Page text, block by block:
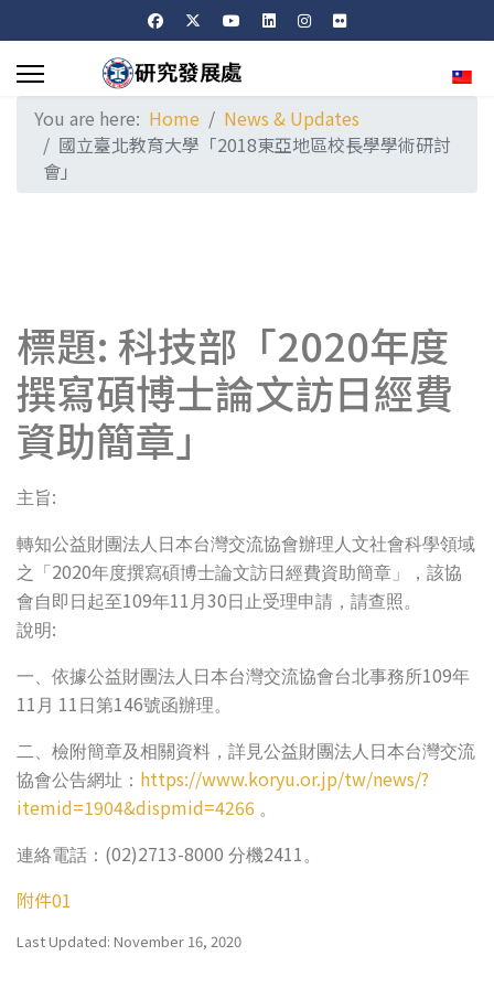
You are here: Home
News & Updates
國立臺北教育大學「2018東亞地區校長學學術研討
會」
標題: 科技部「2020年度
撰寫碩博士論文訪日經費
資助簡章」
主旨:
轉知公益財團法人日本台灣交流協會辦理人文社會科學領域
之「 2020年度撰寫碩博士論文訪日經費資助簡章」，該協
會自即日起至109年11 月 30 日止受理申請，請查照。
說明:
一、依據公益財團法人日本台灣交流協會台北事務所109年
11 月 11 日第146號函辦理。
二、檢附簡章及相關資料，詳見公益財團法人日本台灣交流
協會公告網址： https://www.koryu.or.jp/tw/news/?
itemid=1904&dispmid=4266 。
連絡電話： (02)2713-8000 分機2411 。
附件01
Last Updated: November 16, 2020